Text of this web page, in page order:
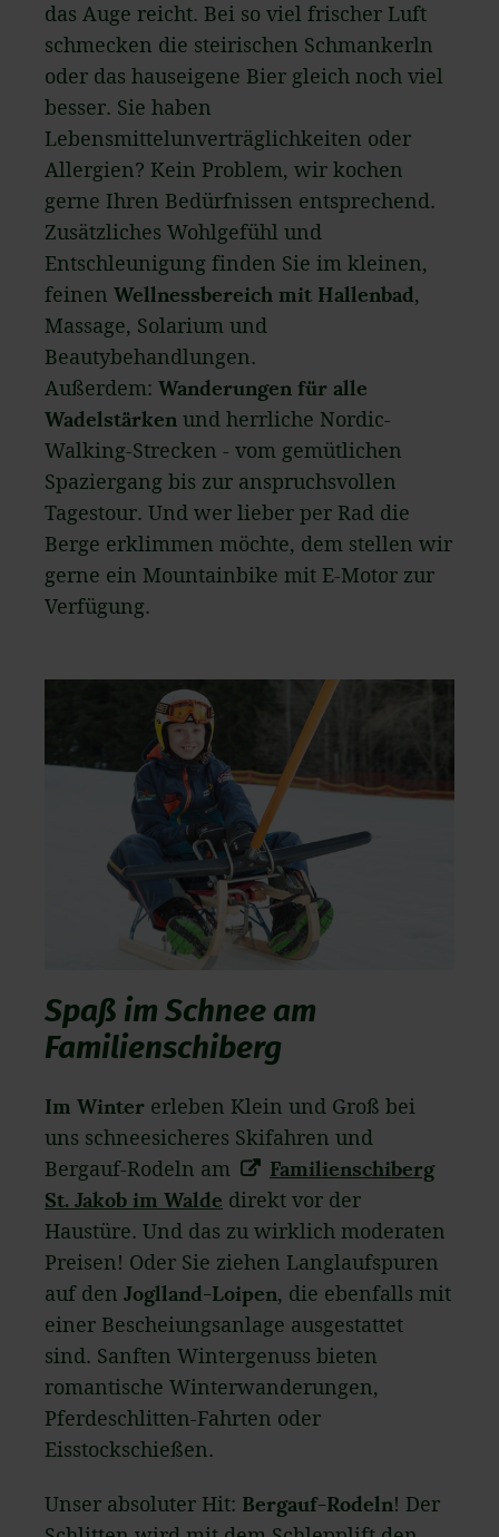
das Auge reicht. Bei so viel frischer Luft
schmecken die steirischen Schmankerln
oder das hauseigene Bier gleich noch viel
besser. Sie haben
Lebensmittelunverträglichkeiten oder
Allergien? Kein Problem, wir kochen
gerne Ihren Bedürfnissen entsprechend.
Zusätzliches Wohlgefühl und
Entschleunigung finden Sie im kleinen,
feinen Wellnessbereich mit Hallenbad,
Massage, Solarium und
Beautybehandlungen.
Außerdem: Wanderungen für alle
Wadelstärken und herrliche Nordic-
Walking-Strecken - vom gemütlichen
Spaziergang bis zur anspruchsvollen
Tagestour. Und wer lieber per Rad die
Berge erklimmen möchte, dem stellen wir
gerne ein Mountainbike mit E-Motor zur
Verfügung.
Spaß im Schnee am
Familienschiberg
Im Winter erleben Klein und Groß bei
uns schneesicheres Skifahren und
Bergauf-Rodeln am
Familienschiberg
St. Jakob im Walde direkt vor der
Haustüre. Und das zu wirklich moderaten
Preisen! Oder Sie ziehen Langlaufspuren
auf den Joglland-Loipen, die ebenfalls mit
einer Bescheiungsanlage ausgestattet
sind. Sanften Wintergenuss bieten
romantische Winterwanderungen,
Pferdeschlitten-Fahrten oder
Eisstockschießen.
Unser absoluter Hit: Bergauf-Rodeln! Der